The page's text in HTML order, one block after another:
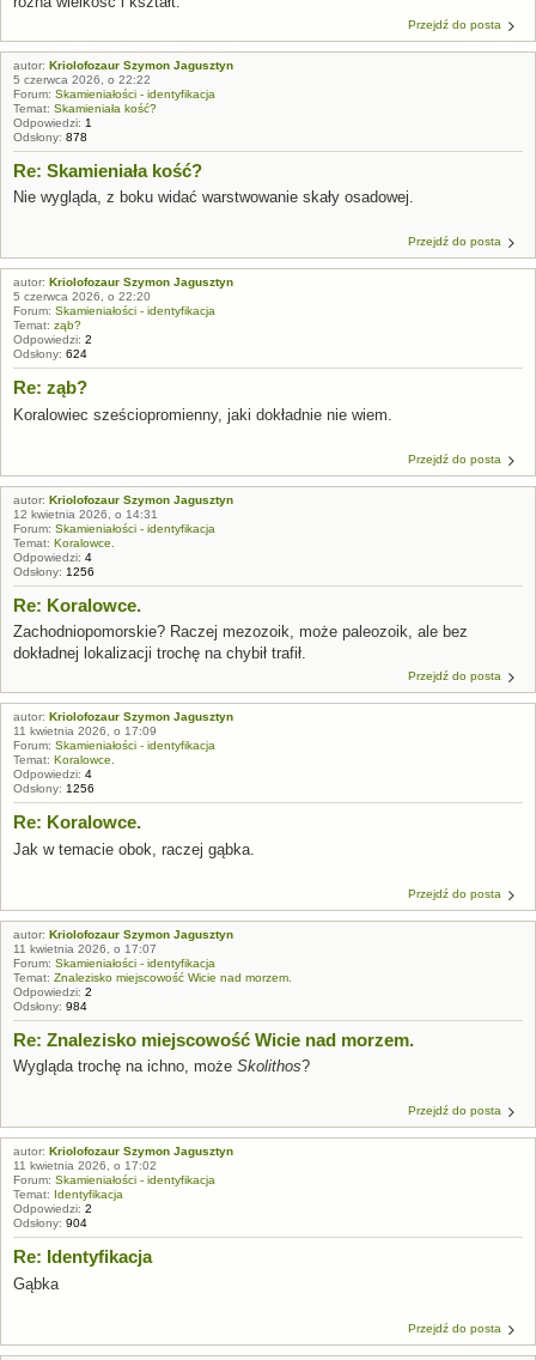
Przejdź do posta
autor: Kriolofozaur Szymon Jagusztyn
5 czerwca 2026, o 22:22
Forum: Skamieniałości - identyfikacja
Temat: Skamieniała kość?
Odpowiedzi: 1
Odsłony: 878
Re: Skamieniała kość?
Nie wygląda, z boku widać warstwowanie skały osadowej.
Przejdź do posta
autor: Kriolofozaur Szymon Jagusztyn
5 czerwca 2026, o 22:20
Forum: Skamieniałości - identyfikacja
Temat: ząb?
Odpowiedzi: 2
Odsłony: 624
Re: ząb?
Koralowiec sześciopromienny, jaki dokładnie nie wiem.
Przejdź do posta
autor: Kriolofozaur Szymon Jagusztyn
12 kwietnia 2026, o 14:31
Forum: Skamieniałości - identyfikacja
Temat: Koralowce.
Odpowiedzi: 4
Odsłony: 1256
Re: Koralowce.
Zachodniopomorskie? Raczej mezozoik, może paleozoik, ale bez
dokładnej lokalizacji trochę na chybił trafił.
Przejdź do posta
autor: Kriolofozaur Szymon Jagusztyn
11 kwietnia 2026, o 17:09
Forum: Skamieniałości - identyfikacja
Temat: Koralowce.
Odpowiedzi: 4
Odsłony: 1256
Re: Koralowce.
Jak w temacie obok, raczej gąbka.
Przejdź do posta
autor: Kriolofozaur Szymon Jagusztyn
11 kwietnia 2026, o 17:07
Forum: Skamieniałości - identyfikacja
Temat: Znalezisko miejscowość Wicie nad morzem.
Odpowiedzi: 2
Odsłony: 984
Re: Znalezisko miejscowość Wicie nad morzem.
Wygląda trochę na ichno, może Skolithos?
Przejdź do posta
autor: Kriolofozaur Szymon Jagusztyn
11 kwietnia 2026, o 17:02
Forum: Skamieniałości - identyfikacja
Temat: Identyfikacja
Odpowiedzi: 2
Odsłony: 904
Re: Identyfikacja
Gąbka
Przejdź do posta